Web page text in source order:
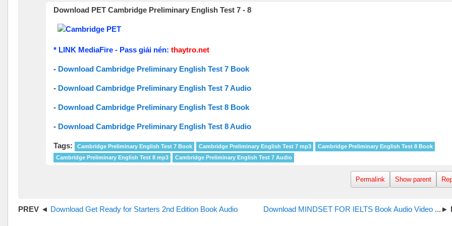
Download PET Cambridge Preliminary English Test 7 - 8
* LINK MediaFire - Pass giải nén: thaytro.net
- Download Cambridge Preliminary English Test 7 Book
- Download Cambridge Preliminary English Test 7 Audio
- Download Cambridge Preliminary English Test 8 Book
- Download Cambridge Preliminary English Test 8 Audio
Tags: Cambridge Preliminary English Test 7 Book Cambridge Preliminary English Test 7 mp3
Cambridge Preliminary English Test 8 Book
Cambridge Preliminary English Test 8 mp3
Cambridge Preliminary English Test 7 Audio
Permalink Show parent
Download Get Ready for Starters 2nd Edition Book Audio Download MINDSET FOR IELTS Book Audio Video